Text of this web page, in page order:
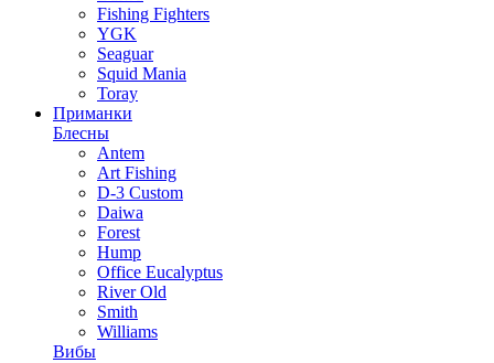
Fishing Fighters
YGK
Seaguar
Squid Mania
Toray
Приманки
Блесны
Antem
Art Fishing
D-3 Custom
Daiwa
Forest
Hump
Office Eucalyptus
River Old
Smith
Williams
Вибы